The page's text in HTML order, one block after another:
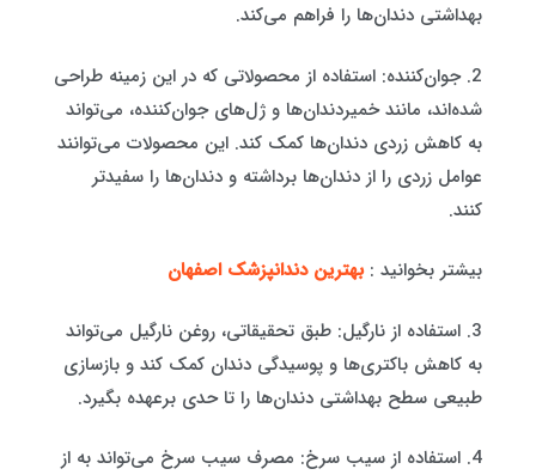
بهداشتی دندان‌ها را فراهم می‌کند.
2. جوان‌کننده: استفاده از محصولاتی که در این زمینه طراحی
شده‌اند، مانند خمیردندان‌ها و ژل‌های جوان‌کننده، می‌تواند
به کاهش زردی دندان‌ها کمک کند. این محصولات می‌توانند
عوامل زردی را از دندان‌ها برداشته و دندان‌ها را سفیدتر
کنند.
بیشتر بخوانید : بهترین دندانپزشک اصفهان
3. استفاده از نارگیل: طبق تحقیقاتی، روغن نارگیل می‌تواند
به کاهش باکتری‌ها و پوسیدگی دندان کمک کند و بازسازی
طبیعی سطح بهداشتی دندان‌ها را تا حدی برعهده بگیرد.
4. استفاده از سیب سرخ: مصرف سیب سرخ می‌تواند به از